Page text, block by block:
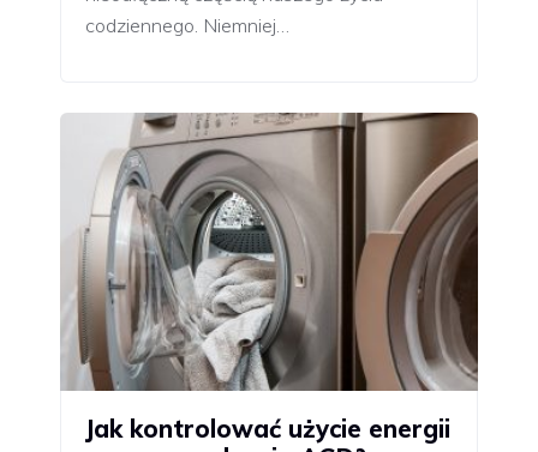
codziennego. Niemniej…
Jak kontrolować użycie energii